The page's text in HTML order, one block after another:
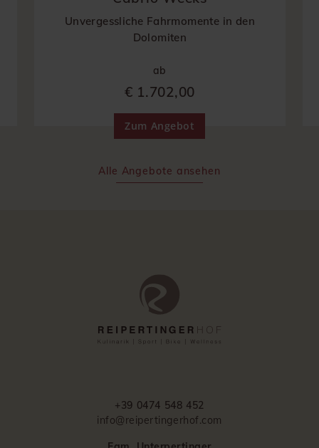
Unvergessliche Fahrmomente in den
Dolomiten
ab
€ 1.702,00
Zum Angebot
Alle Angebote ansehen
+39 0474 548 452
info@reipertingerhof.com